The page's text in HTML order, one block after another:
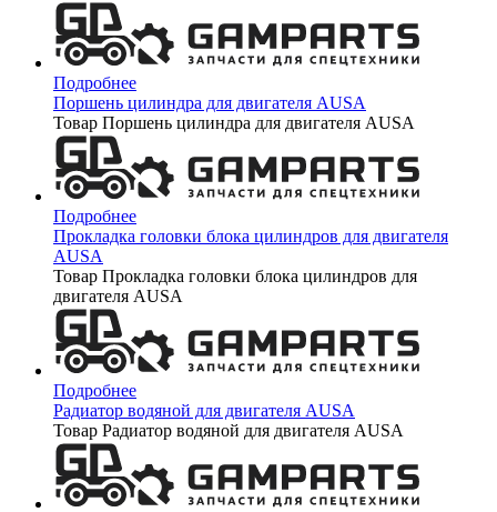
Подробнее
Поршень цилиндра для двигателя AUSA
Товар Поршень цилиндра для двигателя AUSA
Подробнее
Прокладка головки блока цилиндров для двигателя
AUSA
Товар Прокладка головки блока цилиндров для
двигателя AUSA
Подробнее
Радиатор водяной для двигателя AUSA
Товар Радиатор водяной для двигателя AUSA